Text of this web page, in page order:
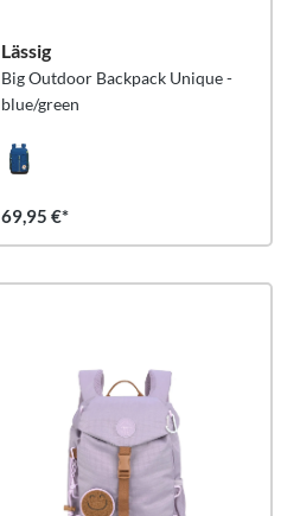
Lässig
Big Outdoor Backpack Unique -
blue/green
69,95 €*